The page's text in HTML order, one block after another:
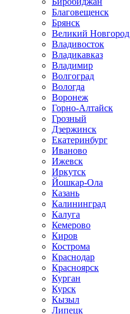
Благовещенск
Брянск
Великий Новгород
Владивосток
Владикавказ
Владимир
Волгоград
Вологда
Воронеж
Горно-Алтайск
Грозный
Дзержинск
Екатеринбург
Иваново
Ижевск
Иркутск
Йошкар-Ола
Казань
Калининград
Калуга
Кемерово
Киров
Кострома
Краснодар
Красноярск
Курган
Курск
Кызыл
Липецк